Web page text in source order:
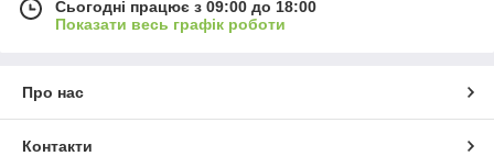
Сьогодні працює з 09:00 до 18:00
Показати весь графік роботи
Про нас
Контакти